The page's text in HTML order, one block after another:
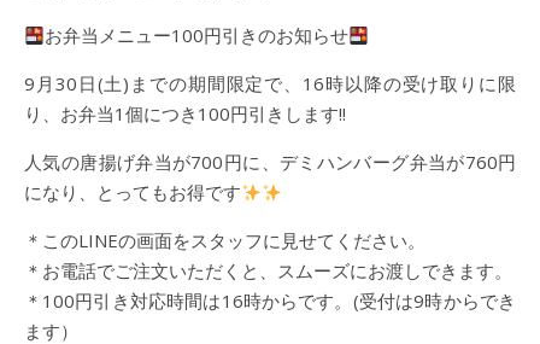
お弁当メニュー100円引きのお知らせ
9月30日(土)までの期間限定で、16時以降の受け取りに限
り、お弁当1個につき100円引きします!!
人気の唐揚げ弁当が700円に、デミハンバーグ弁当が760円
になり、とってもお得です
＊このLINEの画面をスタッフに見せてください。
＊お電話でご注文いただくと、スムーズにお渡しできます。
＊100円引き対応時間は16時からです。(受付は9時からでき
ます）